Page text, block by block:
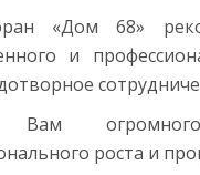
«Дом 68»
и
огромного
роста и